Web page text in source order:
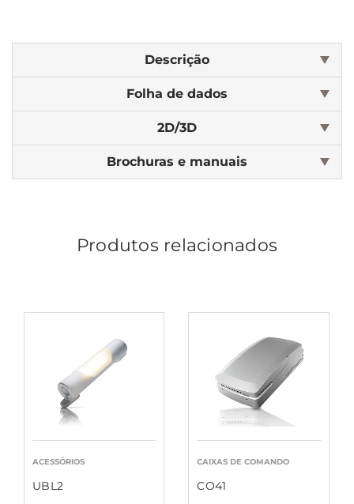
Descrição
Folha de dados
2D/3D
Brochuras e manuais
Produtos relacionados
ACESSÓRIOS
UBL2
CAIXAS DE COMANDO
CO41